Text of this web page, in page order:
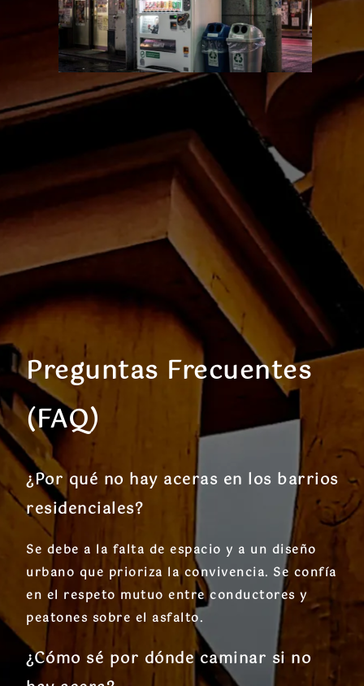
Preguntas Frecuentes
(FAQ)
¿Por qué no hay aceras en los barrios
residenciales?
Se debe a la falta de espacio y a un diseño
urbano que prioriza la convivencia. Se confía
en el respeto mutuo entre conductores y
peatones sobre el asfalto.
¿Cómo sé por dónde caminar si no